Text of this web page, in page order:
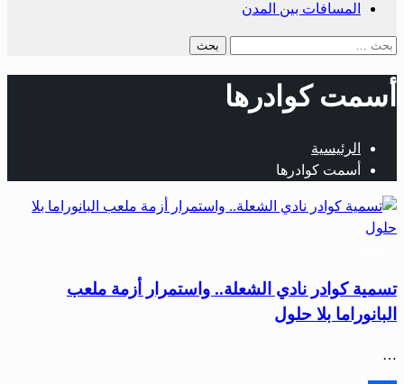
المسافات بين المدن
البحث
أسمت كوادرها
الرئيسية
أسمت كوادرها
تسمية كوادر نادي الشعلة.. واستمرار أزمة ملعب
البانوراما بلا حلول
…